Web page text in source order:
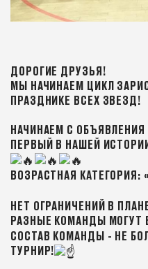
ДОРОГИЕ ДРУЗЬЯ!
МЫ НАЧИНАЕМ ЦИКЛ
ПРАЗДНИКЕ ВСЕХ ЗВЕЗД!
НАЧИНАЕМ С
ПЕРВЫЙ В НАШЕЙ
ВОЗРАСТНАЯ КАТЕГОРИЯ:
НЕТ ОГРАНИЧЕНИЙ В
РАЗНЫЕ КОМАНДЫ
СОСТАВ КОМАНДЫ - НЕ
ТУРНИР!